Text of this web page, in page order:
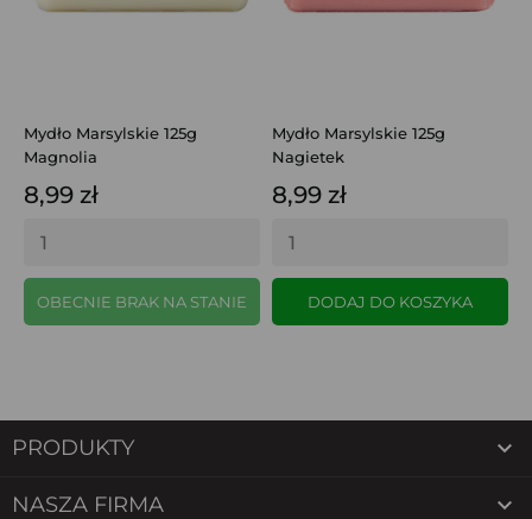
Mydło Marsylskie 125g
Magnolia
8,99 zł
OBECNIE BRAK NA STANIE
Mydło Marsylskie 125g
Nagietek
8,99 zł
DODAJ DO KOSZYKA
PRODUKTY 
NASZA FIRMA 